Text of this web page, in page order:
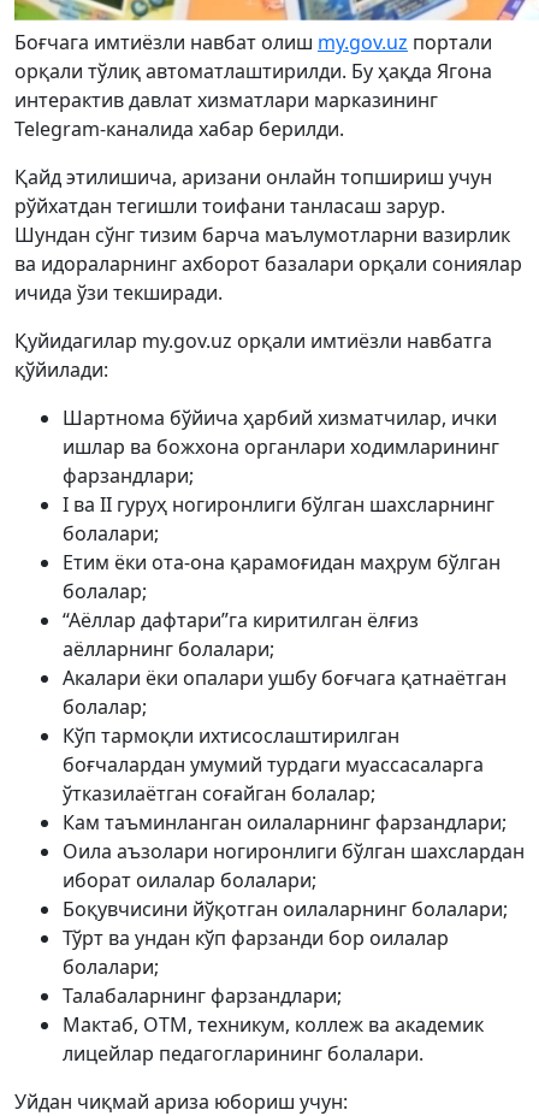
Боғчага имтиёзли навбат олиш my.gov.uz портали
орқали тўлиқ автоматлаштирилди. Бу ҳақда Ягона
интерактив давлат хизматлари марказининг
Telegram-каналида хабар берилди.
Қайд этилишича, аризани онлайн топшириш учун
рўйхатдан тегишли тоифани танласаш зарур.
Шундан сўнг тизим барча маълумотларни вазирлик
ва идораларнинг ахборот базалари орқали сониялар
ичида ўзи текширади.
Қуйидагилар my.gov.uz орқали имтиёзли навбатга
қўйилади:
Шартнома бўйича ҳарбий хизматчилар, ички
ишлар ва божхона органлари ходимларининг
фарзандлари;
I ва II гуруҳ ногиронлиги бўлган шахсларнинг
болалари;
Етим ёки ота-она қарамоғидан маҳрум бўлган
болалар;
“Аёллар дафтари”га киритилган ёлғиз
аёлларнинг болалари;
Акалари ёки опалари ушбу боғчага қатнаётган
болалар;
Кўп тармоқли ихтисослаштирилган
боғчалардан умумий турдаги муассасаларга
ўтказилаётган соғайган болалар;
Кам таъминланган оилаларнинг фарзандлари;
Оила аъзолари ногиронлиги бўлган шахслардан
иборат оилалар болалари;
Боқувчисини йўқотган оилаларнинг болалари;
Тўрт ва ундан кўп фарзанди бор оилалар
болалари;
Талабаларнинг фарзандлари;
Мактаб, ОТМ, техникум, коллеж ва академик
лицейлар педагогларининг болалари.
Уйдан чиқмай ариза юбориш учун: